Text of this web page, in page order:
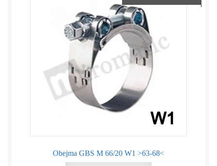
Obejma GBS M 66/20 W1 >63-68<